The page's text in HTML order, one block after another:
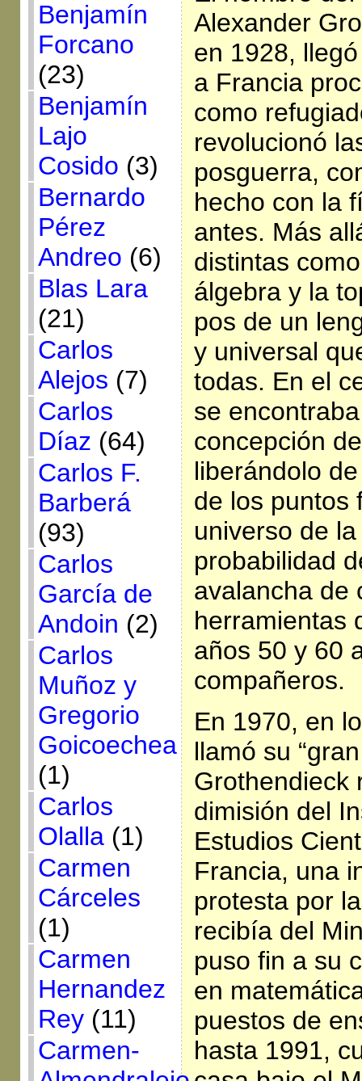
Benjamín
Forcano
(23)
Benjamín
Lajo
Cosido (3)
Bernardo
Pérez
Andreo (6)
Blas Lara
(21)
Carlos
Alejos (7)
Carlos
Díaz (64)
Carlos F.
Barberá
(93)
Carlos
García de
Andoin (2)
Carlos
Muñoz y
Gregorio
Goicoechea
(1)
Carlos
Olalla(1)
Carmen
Cárceles
(1)
Carmen
Hernandez
Rey(11)
Carmen-
Alexander
en 1928, llegó
a Francia
como
revolucionó
posguerra,
hecho con la
antes. Más
distintas
álgebra y la
pos de un
y universal
todas. En el
se
concepción
liberándolo
de los puntos
universo de
probabilidad
avalancha de
herramientas
años 50 y 60
compañeros.
En 1970, en
llamó su
Grothendieck
dimisión del
Estudios
Francia, una
protesta por
recibía del
puso fin a su
en
puestos de
hasta 1991,